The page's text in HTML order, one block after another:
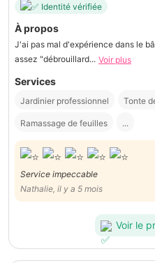
Identité vérifiée
À propos
J'ai pas mal d'expérience dans le
assez "débrouillard... Voir plus
Services
Jardinier professionnel Tonte
Ramassage de feuilles ...
Service impeccable
Nathalie, il y a 5 mois
Voir le